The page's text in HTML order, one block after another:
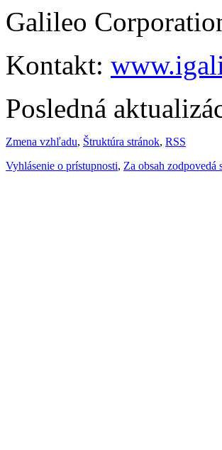
Galileo
Kontakt:
Posledná
Zmena vzhľadu, Štruktúra stránok, RSS
Vyhlásenie o prístupnosti, Za obsah zodpovedá